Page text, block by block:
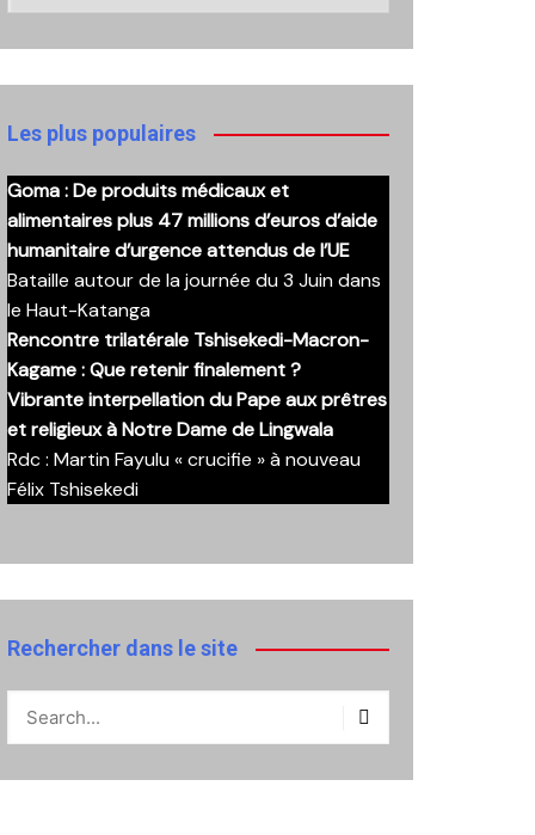
anciennes
publications
Les plus populaires
Goma : De produits médicaux et
alimentaires plus 47 millions d’euros d’aide
humanitaire d’urgence attendus de l’UE
Bataille autour de la journée du 3 Juin dans
le Haut-Katanga
Rencontre trilatérale Tshisekedi-Macron-
Kagame : Que retenir finalement ?
Vibrante interpellation du Pape aux prêtres
et religieux à Notre Dame de Lingwala
Rdc : Martin Fayulu « crucifie » à nouveau
Félix Tshisekedi
Rechercher dans le site